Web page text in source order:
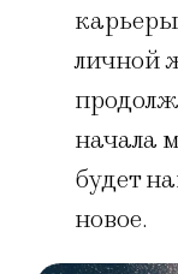
личной
начала
будет
новое.